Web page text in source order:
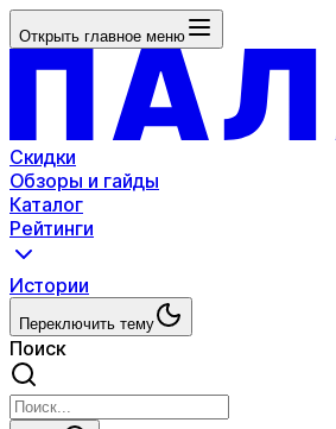
Открыть главное меню
Скидки
Обзоры и гайды
Каталог
Рейтинги
Истории
Переключить тему
Поиск